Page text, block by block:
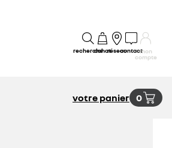
rechercheachatréseaucontactmon
compte
votre panier 0